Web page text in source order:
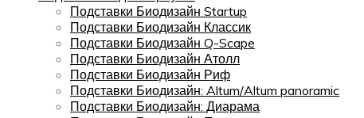
Подставки Биодизайн Startup
Подставки Биодизайн Классик
Подставки Биодизайн Q-Scape
Подставки Биодизайн Атолл
Подставки Биодизайн Риф
Подставки Биодизайн: Altum/Altum panoramic
Подставки Биодизайн: Диарама